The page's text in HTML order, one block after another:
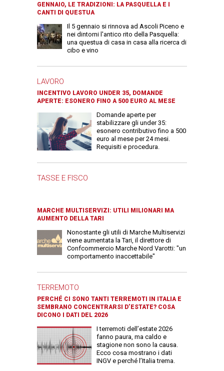
GENNAIO, LE TRADIZIONI: LA PASQUELLA E I
CANTI DI QUESTUA
Il 5 gennaio si rinnova ad Ascoli Piceno e
nei dintorni l'antico rito della Pasquella:
una questua di casa in casa alla ricerca di
cibo e vino
LAVORO
INCENTIVO LAVORO UNDER 35, DOMANDE
APERTE: ESONERO FINO A 500 EURO AL MESE
Domande aperte per
stabilizzare gli under 35:
esonero contributivo fino a 500
euro al mese per 24 mesi.
Requisiti e procedura.
TASSE E FISCO
MARCHE MULTISERVIZI: UTILI MILIONARI MA
AUMENTO DELLA TARI
Nonostante gli utili di Marche Multiservizi
viene aumentata la Tari, il direttore di
Confcommercio Marche Nord Varotti: "un
comportamento inaccettabile"
TERREMOTO
PERCHÉ CI SONO TANTI TERREMOTI IN ITALIA E
SEMBRANO CONCENTRARSI D’ESTATE? COSA
DICONO I DATI DEL 2026
I terremoti dell’estate 2026
fanno paura, ma caldo e
stagione non sono la causa.
Ecco cosa mostrano i dati
INGV e perché l’Italia trema.